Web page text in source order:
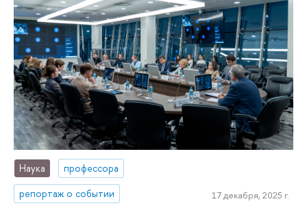
Наука
профессора
репортаж о событии
17 декабря, 2025 г.